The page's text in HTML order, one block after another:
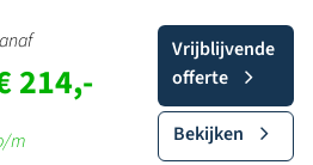
214,-
m
Vrijblijvende
offerte
Bekijken